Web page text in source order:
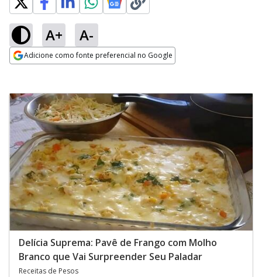
A+ A-
Adicione como fonte preferencial no Google
Delícia Suprema: Pavê de Frango com Molho
Branco que Vai Surpreender Seu Paladar
Receitas de Pesos